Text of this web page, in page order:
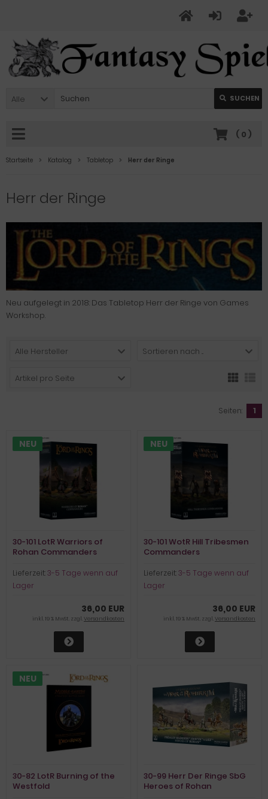
Alle SUCHEN
( 0 )
Startseite Katalog Tabletop Herr der Ringe
Herr der Ringe
Neu aufgelegt in 2018: Das Tabletop Herr der Ringe von Games
Workshop.
Alle Hersteller Sortieren nach ...
Artikel pro Seite
Seiten: 1
NEU
30-101 LotR Warriors of
Rohan Commanders
Lieferzeit:3-5 Tage wenn auf
Lager
36,00 EUR
inkl. 19 % MwSt. zzgl.Versandkosten
NEU
30-101 WotR Hill Tribesmen
Commanders
Lieferzeit:3-5 Tage wenn auf
Lager
36,00 EUR
inkl. 19 % MwSt. zzgl.Versandkosten
NEU
30-82 LotR Burning of the
Westfold
30-99 Herr Der Ringe SbG
Heroes of Rohan